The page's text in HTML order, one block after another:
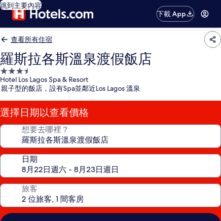
跳到主要內容
下載 App
查看所有住宿
羅斯拉各斯溫泉渡假飯店
3.5
星
級
住
宿
Hotel Los Lagos Spa & Resort
親子型的飯店，設有Spa並鄰近Los Lagos 溫泉
選擇日期以查看價格
想要去哪裡？
日期
旅客